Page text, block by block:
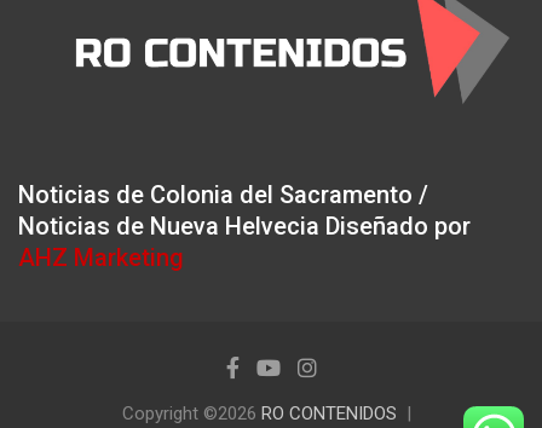
Noticias de Colonia del Sacramento /
Noticias de Nueva Helvecia Diseñado por
AHZ Marketing
Copyright ©2026 RO CONTENIDOS